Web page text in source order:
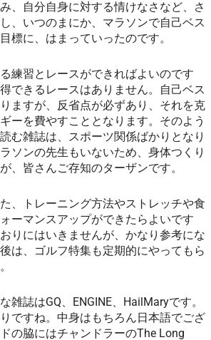
、自分自身に対する情けなさなど、さ
、いつのまにか、マラソンで自己ベス
標に、はまっていったのです。
練習とレースができればよいのです
できるレースはありません。自己ベス
ますが、反省点が必ずあり、それを克
ーを費やすこととなります。そのよう
む雑誌は、スポーツ関係ばかりとなり
ソンの先生もいないため、身体つくり
、皆さんご存知のターザンです。
、トレーニング方法やストレッチや食
ーマンスアップができたらよいです
りにはいきませんが、かなり参考にな
は、ゴルフ特集も定期的にやってもら
雑誌はGQ、ENGINE、HailMaryです。
ですね。中身はもちろん日本語でござ
の脇にはチャンドラーのThe Long